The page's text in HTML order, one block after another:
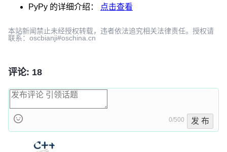
PyPy 的详细介绍： 点击查看
本站新闻禁止未经授权转载，违者依法追究相关法律责任。授权请
联系：oscbianji#oschina.cn
评论: 18
0/500 发 布